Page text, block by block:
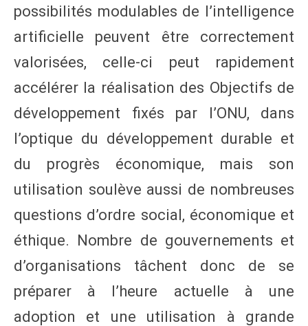
possibilités modulables de l’intelligence
artificielle peuvent être correctement
valorisées, celle-ci peut rapidement
accélérer la réalisation des Objectifs de
développement fixés par l’ONU, dans
l’optique du développement durable et
du progrès économique, mais son
utilisation soulève aussi de nombreuses
questions d’ordre social, économique et
éthique. Nombre de gouvernements et
d’organisations tâchent donc de se
préparer à l’heure actuelle à une
adoption et une utilisation à grande